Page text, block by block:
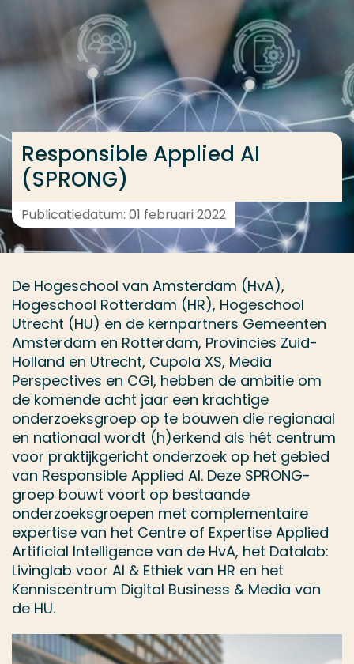
Ga direct naar de content
... > Medewerkers
Responsible Applied AI
(SPRONG)
Publicatiedatum: 01 februari 2022
De Hogeschool van Amsterdam (HvA),
Hogeschool Rotterdam (HR), Hogeschool
Utrecht (HU) en de kernpartners Gemeenten
Amsterdam en Rotterdam, Provincies Zuid-
Holland en Utrecht, Cupola XS, Media
Perspectives en CGI, hebben de ambitie om
de komende acht jaar een krachtige
onderzoeksgroep op te bouwen die regionaal
en nationaal wordt (h)erkend als hét centrum
voor praktijkgericht onderzoek op het gebied
van Responsible Applied AI. Deze SPRONG-
groep bouwt voort op bestaande
onderzoeksgroepen met complementaire
expertise van het Centre of Expertise Applied
Artificial Intelligence van de HvA, het Datalab:
Livinglab voor AI & Ethiek van HR en het
Kenniscentrum Digital Business & Media van
de HU.
Veel gezocht
Opleiding
Contact